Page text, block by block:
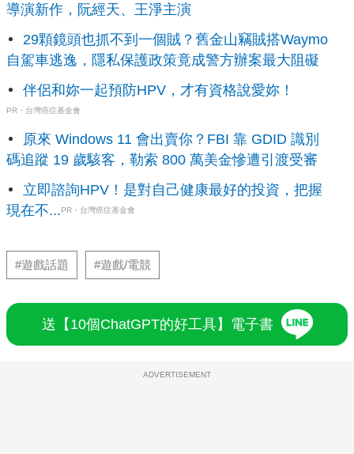
導演新作，阮經天、王淨主演
29顆鏡頭也抓不到一個賊？舊金山竊賊搭Waymo
自駕車逃逸，隱私保護政策竟成警方辦案最大阻礙
伴侶和妳一起預防HPV，才有資格說愛妳！
PR・台灣癌症基金會
原來 Windows 11 會出賣你？FBI 靠 GDID 識別
碼追蹤 19 歲駭客，勒索 800 萬美金慘遭引渡受審
立即諮詢HPV！是對自己健康最好的投資，把握
現在不...PR・台灣癌症基金會
#遊戲話題 #遊戲/電競
送【10個ChatGPT的好工具】電子書
ADVERTISEMENT